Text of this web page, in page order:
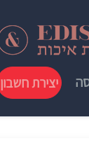
לתוכן
העיקרי
יצירת חשבון